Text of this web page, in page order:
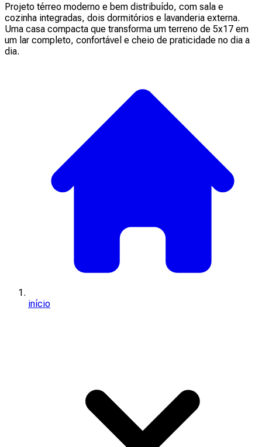
Projeto térreo moderno e bem distribuído, com sala e
cozinha integradas, dois dormitórios e lavanderia externa.
Uma casa compacta que transforma um terreno de 5x17 em
um lar completo, confortável e cheio de praticidade no dia a
dia.
início